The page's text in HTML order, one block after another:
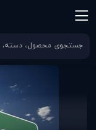
صفحه اصلی مقالات